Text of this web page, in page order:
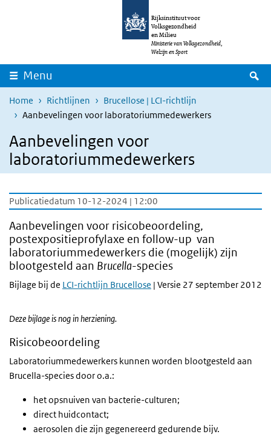
Overslaan en naar de inhoud gaan
Rijksinstituut voor
Volksgezondheid
en Milieu
Ministerie van Volksgezondheid,
Welzijn en Sport
Menu
Home Richtlijnen
Brucellose | LCI-richtlijn
Aanbevelingen voor laboratoriummedewerkers
Aanbevelingen voor
laboratoriummedewerkers
Publicatiedatum 10-12-2024 | 12:00
Aanbevelingen voor risicobeoordeling,
postexpositieprofylaxe en follow-up van
laboratoriummedewerkers die (mogelijk) zijn
blootgesteld aan Brucella-species
Bijlage bij de LCI-richtlijn Brucellose | Versie 27 september 2012
Deze bijlage is nog in herziening.
Risicobeoordeling
Laboratoriummedewerkers kunnen worden blootgesteld aan
Brucella-species door o.a.:
het opsnuiven van bacterie-culturen;
direct huidcontact;
aerosolen die zijn gegenereerd gedurende bijv.